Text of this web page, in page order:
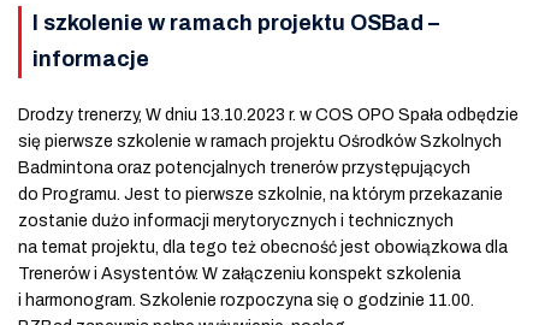
I szkolenie w ramach projektu OSBad –
informacje
Drodzy trenerzy, W dniu 13.10.2023 r. w COS OPO Spała odbędzie
się pierwsze szkolenie w ramach projektu Ośrodków Szkolnych
Badmintona oraz potencjalnych trenerów przystępujących
do Programu. Jest to pierwsze szkolnie, na którym przekazanie
zostanie dużo informacji merytorycznych i technicznych
na temat projektu, dla tego też obecność jest obowiązkowa dla
Trenerów i Asystentów. W załączeniu konspekt szkolenia
i harmonogram. Szkolenie rozpoczyna się o godzinie 11.00.